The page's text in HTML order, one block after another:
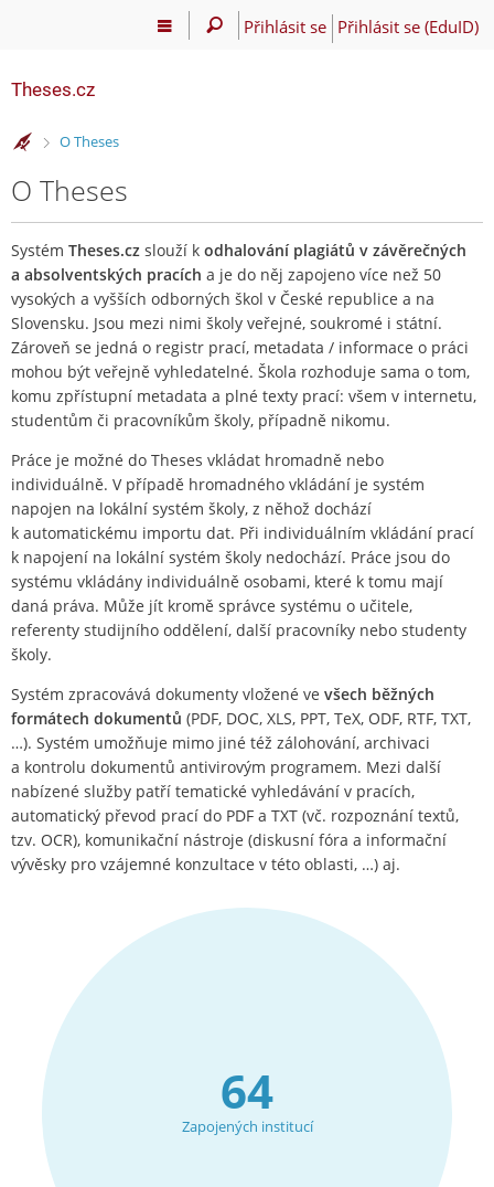
Přihlásit se Přihlásit se (EduID)
Theses.cz
>
O Theses
O Theses
Systém Theses.cz slouží k odhalování plagiátů v závěrečných
a absolventských pracích a je do něj zapojeno více než 50
vysokých a vyšších odborných škol v České republice a na
Slovensku. Jsou mezi nimi školy veřejné, soukromé i státní.
Zároveň se jedná o registr prací, metadata / informace o práci
mohou být veřejně vyhledatelné. Škola rozhoduje sama o tom,
komu zpřístupní metadata a plné texty prací: všem v internetu,
studentům či pracovníkům školy, případně nikomu.
Práce je možné do Theses vkládat hromadně nebo
individuálně. V případě hromadného vkládání je systém
napojen na lokální systém školy, z něhož dochází
k automatickému importu dat. Při individuálním vkládání prací
k napojení na lokální systém školy nedochází. Práce jsou do
systému vkládány individuálně osobami, které k tomu mají
daná práva. Může jít kromě správce systému o učitele,
referenty studijního oddělení, další pracovníky nebo studenty
školy.
Systém zpracovává dokumenty vložené ve všech běžných
formátech dokumentů (PDF, DOC, XLS, PPT, TeX, ODF, RTF, TXT,
…). Systém umožňuje mimo jiné též zálohování, archivaci
a kontrolu dokumentů antivirovým programem. Mezi další
nabízené služby patří tematické vyhledávání v pracích,
automatický převod prací do PDF a TXT (vč. rozpoznání textů,
tzv. OCR), komunikační nástroje (diskusní fóra a informační
vývěsky pro vzájemné konzultace v této oblasti, …) aj.
64
Zapojených institucí